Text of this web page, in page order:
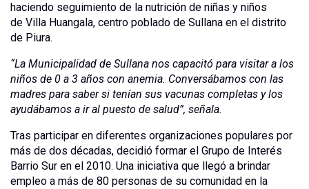
haciendo seguimiento de la nutrición de niñas y niños
de Villa Huangala, centro poblado de Sullana en el distrito
de Piura.
“La Municipalidad de Sullana nos capacitó para visitar a los
niños de 0 a 3 años con anemia. Conversábamos con las
madres para saber si tenían sus vacunas completas y los
ayudábamos a ir al puesto de salud”, señala.
Tras participar en diferentes organizaciones populares por
más de dos décadas, decidió formar el Grupo de Interés
Barrio Sur en el 2010. Una iniciativa que llegó a brindar
empleo a más de 80 personas de su comunidad en la